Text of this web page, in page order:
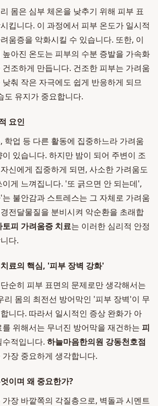
몸은 심부 체온을 낮추기 위해 피부 표
킵니다. 이 과정에서 피부 온도가 일시적
움증을 악화시킬 수 있습니다. 또한, 이
아진 온도는 피부의 수분 증발을 가속화
조하게 만듭니다. 건조한 피부는 가려움
춰 작은 자극에도 쉽게 반응하게 되므
도 유지가 중요합니다.
요인
학업 등 다른 활동에 집중하느라 가려움
있습니다. 하지만 밤이 되어 주변이 조
신에게 집중하게 되면, 사소한 가려움도
게 느껴집니다. '또 긁으면 안 되는데',
불안감과 스트레스는 그 자체로 가려움
전달물질을 분비시켜 악순환을 초래합
토피 가려움증 치료는 이러한 심리적 안정
다.
료의 핵심, '피부 장벽 강화'
순히 피부 표면의 문제로만 생각해서는
리 몸의 최전선 방어막인 '피부 장벽'이 무
니다. 따라서 일시적인 증상 완화가 아
위해서는 무너진 방어막을 재건하는 피
수적입니다. 하늘마음한의원 강동천호점
장 중요하게 생각합니다.
이며 왜 중요한가?
장 바깥쪽의 각질층으로, 벽돌과 시멘트